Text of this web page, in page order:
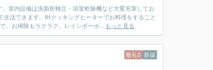
室内設備は洗面所独立・浴室乾燥機など大変充実してお
活できます。IHクッキングヒーターでお料理をすること
、お掃除もラクラク。レインボーホ... もっと見る
敷礼0 新築